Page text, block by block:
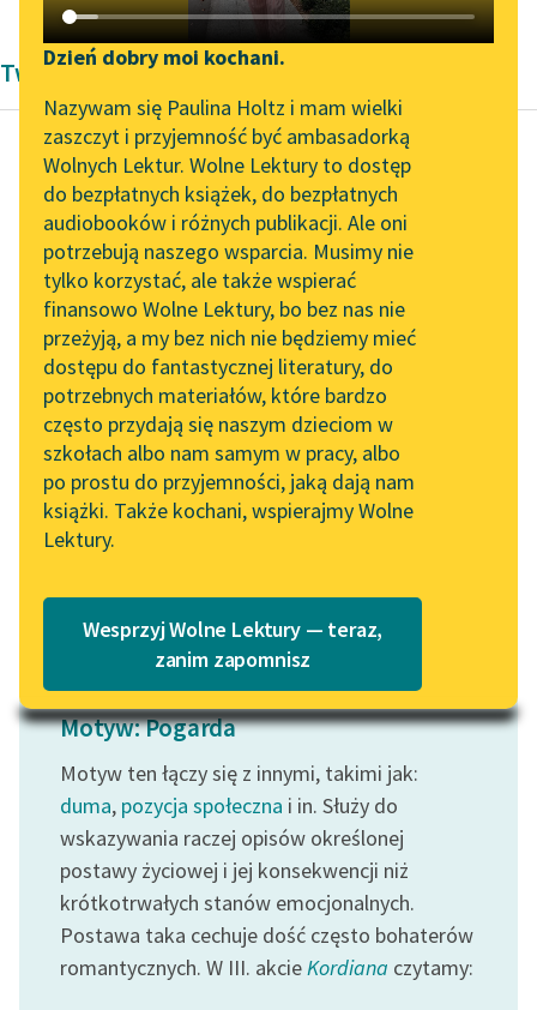
Katalog DAISY
Podkasty o książkach
Zgłoś brak utworu
Aktualności
„Prokurator Alicja Horn”
do słuchania
Byliśmy częścią AI Impact
Lab
Zapraszamy na spotkanie
online z tłumaczkami
literatury skandynawskiej
Spotkanie z Katarzyną
Tunkiel w Oslo
102. lata temu zmarł
Joseph Conrad
Lektury szkolne i klasyka
literatury do słuchania dla
uczennic i uczniów z
niepełnosprawnościami
E-kolekcja lektur
szkolnych i literatury do
słuchania dla uczennic i
uczniów z
niepełnosprawnościami
Feministyczne inspiracje.
Popularyzacja
Narzędzia
Mapa Wolnych Lektur
Leśmianator
Przewodnik dla piszących i
czytających
API
OAI-PMH
Widget Wolnych Lektur
Przypisy
Katalog w formacie PDF
Dzień dobry moi kochani.
Nazywam się Paulina Holtz i mam wielki
zaszczyt i przyjemność być ambasadorką
Wolnych Lektur. Wolne Lektury to dostęp
do bezpłatnych książek, do bezpłatnych
audiobooków i różnych publikacji. Ale oni
potrzebują naszego wsparcia. Musimy nie
tylko korzystać, ale także wspierać
finansowo Wolne Lektury, bo bez nas nie
przeżyją, a my bez nich nie będziemy mieć
dostępu do fantastycznej literatury, do
potrzebnych materiałów, które bardzo
często przydają się naszym dzieciom w
szkołach albo nam samym w pracy, albo
po prostu do przyjemności, jaką dają nam
książki. Także kochani, wspierajmy Wolne
Lektury.
Wesprzyj Wolne Lektury — teraz,
zanim zapomnisz
Twórczość Jan Kochanowski
Jan Kochanowski
Pieśń V (Wieczna
sromota i
nienagrodzona...)
Zbójce, niestety, zbójce
nas wojują,
Którzy ani miast, ani
wsi budują;
Pod kotarzami tylko
w...
Motyw: Pogarda
Motyw ten łączy się z innymi, takimi jak:
duma, pozycja społeczna i in. Służy do
wskazywania raczej opisów określonej
postawy życiowej i jej konsekwencji niż
krótkotrwałych stanów emocjonalnych.
Postawa taka cechuje dość często bohaterów
romantycznych. W III. akcieKordiana czytamy: